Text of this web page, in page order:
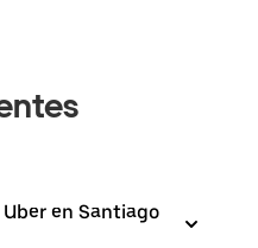
en Santiago